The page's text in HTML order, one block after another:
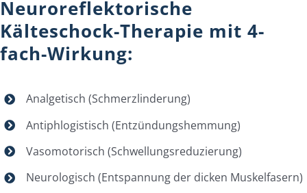
Neuroreflektorische
Kälteschock-Therapie mit 4-
fach-Wirkung:
Analgetisch (Schmerzlinderung)
Antiphlogistisch (Entzündungshemmung)
Vasomotorisch (Schwellungsreduzierung)
Neurologisch (Entspannung der dicken Muskelfasern)